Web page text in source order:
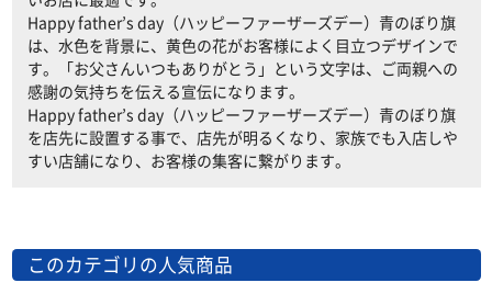
Happy father’s day（ハッピーファーザーズデー）青のぼり旗
は、水色を背景に、黄色の花がお客様によく目立つデザインで
す。「お父さんいつもありがとう」という文字は、ご両親への
感謝の気持ちを伝える宣伝になります。
Happy father’s day（ハッピーファーザーズデー）青のぼり旗
を店先に設置する事で、店先が明るくなり、家族でも入店しや
すい店舗になり、お客様の集客に繋がります。
このカテゴリの人気商品